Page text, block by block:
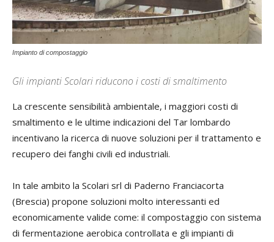
Impianto di compostaggio
Gli impianti Scolari riducono i costi di smaltimento
La crescente sensibilità ambientale, i maggiori costi di
smaltimento e le ultime indicazioni del Tar lombardo
incentivano la ricerca di nuove soluzioni per il trattamento e
recupero dei fanghi civili ed industriali.
In tale ambito la Scolari srl di Paderno Franciacorta
(Brescia) propone soluzioni molto interessanti ed
economicamente valide come: il compostaggio con sistema
di fermentazione aerobica controllata e gli impianti di